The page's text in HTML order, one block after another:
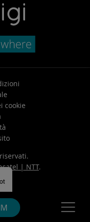
cookie
| NTT.